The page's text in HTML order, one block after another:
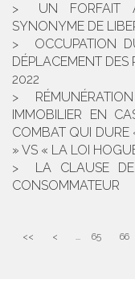
UN FORFAIT
SYNONYME DE
OCCUPATION
DÉPLACEMENT DES
2022
IMMOBILIER EN
COMBAT QUI DURE
» VS « LA LOI
LA CLAUSE
CONSOMMATEUR
<< < ... 65 66